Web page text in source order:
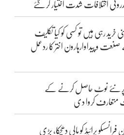
اختلافات شدت اختیار کر گئے
خرید رہی ہیں تو کسی کو کیا تکلیف
و پیداوارہارون اختر کا ردعمل
نئے نوٹ حاصل کرنے کے
متعارف کروا دی
پرائیڈ کو مالی دھچکا، بڑی